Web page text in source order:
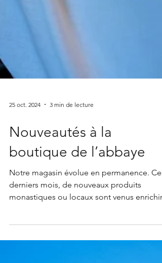
Nouveautés à la
boutique de l’abbaye
Notre magasin évolue en permanence. Ces
derniers mois, de nouveaux produits